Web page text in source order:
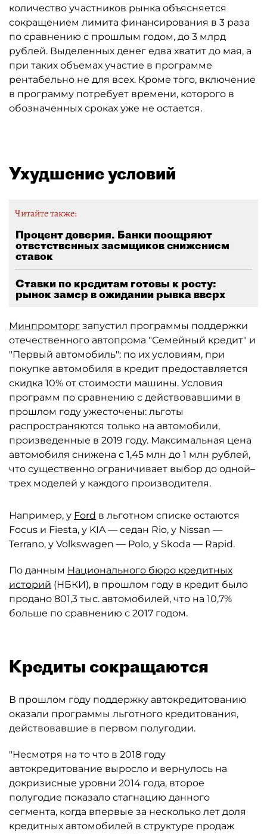
количество участников рынка объясняется
сокращением лимита финансирования в 3 раза
по сравнению с прошлым годом, до 3 млрд
рублей. Выделенных денег едва хватит до мая, а
при таких объемах участие в программе
рентабельно не для всех. Кроме того, включение
в программу потребует времени, которого в
обозначенных сроках уже не остается.
Ухудшение условий
Читайте также:
Процент доверия. Банки поощряют
ответственных заемщиков снижением
ставок
Ставки по кредитам готовы к росту:
рынок замер в ожидании рывка вверх
Минпромторг запустил программы поддержки
отечественного автопрома "Семейный кредит" и
"Первый автомобиль": по их условиям, при
покупке автомобиля в кредит предоставляется
скидка 10% от стоимости машины. Условия
программ по сравнению с действовавшими в
прошлом году ужесточены: льготы
распространяются только на автомобили,
произведенные в 2019 году. Максимальная цена
автомобиля снижена с 1,45 млн до 1 млн рублей,
что существенно ограничивает выбор до одной–
трех моделей у каждого производителя.
Например, у Ford в льготном списке остаются
Focus и Fiesta, у KIA — седан Rio, у Nissan —
Terrano, у Volkswagen — Polo, у Skoda — Rapid.
По данным Национального бюро кредитных
историй (НБКИ), в прошлом году в кредит было
продано 801,3 тыс. автомобилей, что на 10,7%
больше по сравнению с 2017 годом.
Кредиты сокращаются
В прошлом году поддержку автокредитованию
оказали программы льготного кредитования,
действовавшие в первом полугодии.
"Несмотря на то что в 2018 году
автокредитование выросло и вернулось на
докризисные уровни 2014 года, второе
полугодие показало стагнацию данного
сегмента, когда впервые за несколько лет доля
кредитных автомобилей в структуре продаж